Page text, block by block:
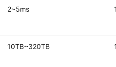
2~5ms
10TB~320TB